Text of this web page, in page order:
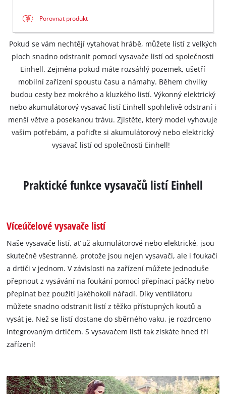
Porovnat produkt
Pokud se vám nechtějí vytahovat hrábě, můžete listí z velkých
ploch snadno odstranit pomocí vysavače listí od společnosti
Einhell. Zejména pokud máte rozsáhlý pozemek, ušetří
mobilní zařízení spoustu času a námahy. Během chvilky
budou cesty bez mokrého a kluzkého listí. Výkonný elektrický
nebo akumulátorový vysavač listí Einhell spohlelivě odstraní i
menší větve a posekanou trávu. Zjistěte, který model vyhovuje
vašim potřebám, a pořiďte si akumulátorový nebo elektrický
vysavač listí od společnosti Einhell!
Praktické funkce vysavačů listí Einhell
Víceúčelové vysavače listí
Naše vysavače listí, ať už akumulátorové nebo elektrické, jsou
skutečně všestranné, protože jsou nejen vysavači, ale i foukači
a drtiči v jednom. V závislosti na zařízení můžete jednoduše
přepnout z vysávání na foukání pomocí přepínací páčky nebo
přepínat bez použití jakéhokoli nářadí. Díky ventilátoru
můžete snadno odstranit listí z těžko přístupných koutů a
vysát je. Než se listí dostane do sběrného vaku, je rozdrceno
integrovaným drtičem. S vysavačem listí tak získáte hned tři
zařízení!